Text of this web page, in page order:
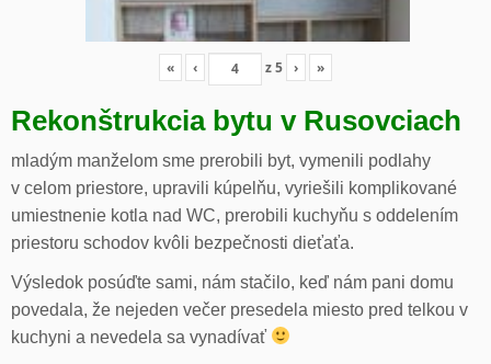
« ‹ z5 › »
Rekonštrukcia bytu v Rusovciach
mladým manželom sme prerobili byt, vymenili podlahy
v celom priestore, upravili kúpelňu, vyriešili komplikované
umiestnenie kotla nad WC, prerobili kuchyňu s oddelením
priestoru schodov kvôli bezpečnosti dieťaťa.
Výsledok posúďte sami, nám stačilo, keď nám pani domu
povedala, že nejeden večer presedela miesto pred telkou v
kuchyni a nevedela sa vynadívať